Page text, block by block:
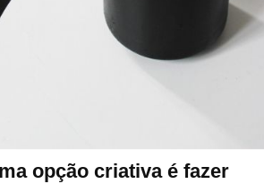
opção criativa é fazer